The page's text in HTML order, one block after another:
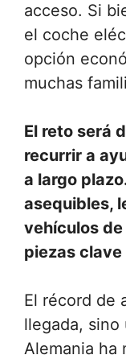
acceso. Si
el coche
opción
muchas
El reto será
recurrir a
a largo
asequibles,
vehículos
piezas clave
El récord de
llegada, sino
Alemania ha